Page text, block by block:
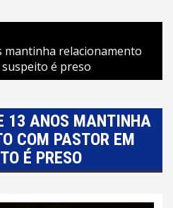
mantinha relacionamento
é preso
13 ANOS MANTINHA
COM PASTOR EM
É PRESO